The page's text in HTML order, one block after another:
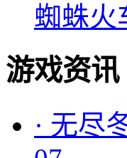
蜘蛛火
游戏资讯
· 无尽